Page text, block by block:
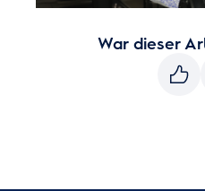
War dieser